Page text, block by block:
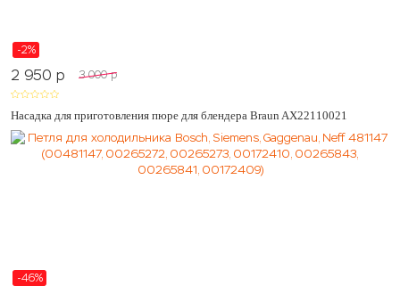
-2%
2 950 p 3 000 p
Насадка для приготовления пюре для блендера Braun AX22110021
-46%